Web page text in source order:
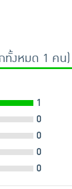
ทั้งหมด 1 คน)
1
0
0
0
0